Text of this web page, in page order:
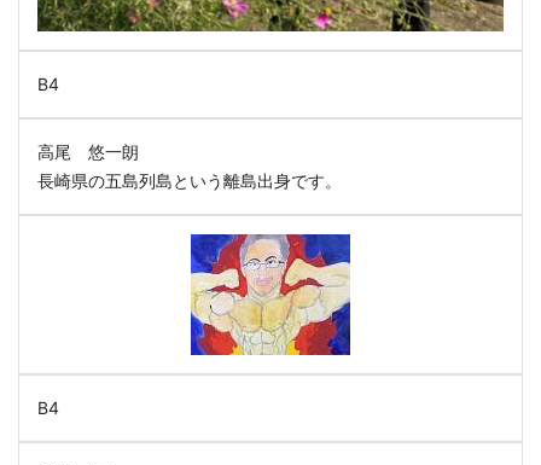
B4
高尾 悠一朗
長崎県の五島列島という離島出身です。
B4